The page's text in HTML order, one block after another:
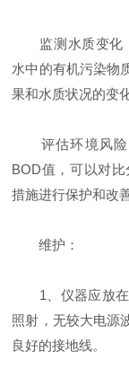
监测水质变化：
水中的有机污染物
果和水质状况的变化
评估环境风险
BOD值，可以对
措施进行保护和改善
维护：
1、仪器应放在
照射，无较大电源
良好的接地线。